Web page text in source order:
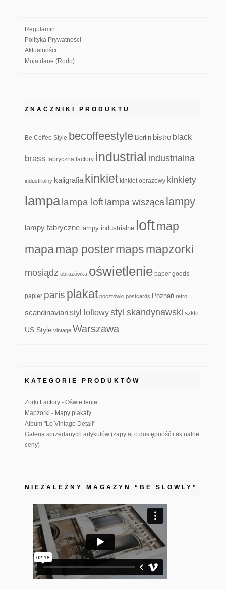
Regulamin
Polityka Prywatności
Aktualności
Moja dane (Rodo)
ZNACZNIKI PRODUKTU
Be Coffee Style becoffeestyle Berlin bistro black
brass fabryczna factory industrial industrialna
industrialny kaligrafia kinkiet kinkiet obrazowy kinkiety
lampa lampa loft lampa wisząca lampy
lampy fabryczne lampy industrialne loftmap
mapamap postermapsmapzorki
mosiądz obrazówka oświetlenie paper goods
papier paris plakat pocztówki postcards Poznań retro
scandinavianstyl loftowystyl skandynawski szkło
US Style vintage Warszawa
KATEGORIE PRODUKTÓW
Zorki Factory - Oświetlenie
Mapzorki - Mapy plakaty
Album "Lo Vintage Detail"
Galeria sprzedanych artykułów (zapytaj o dostępność i aktualne
ceny)
NIEZALEŻNY MAGAZYN “BE SLOWLY”